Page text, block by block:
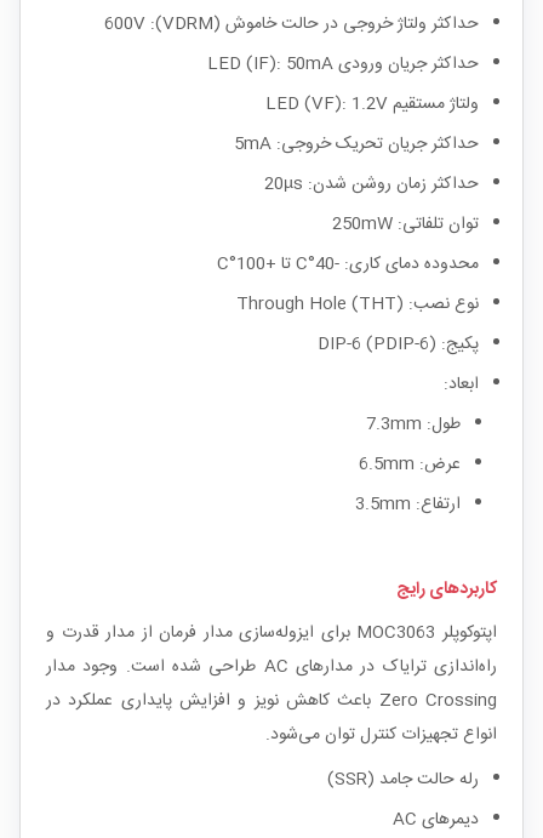
حداکثر ولتاژ خروجی در حالت خاموش (VDRM): 600V
حداکثر جریان ورودی LED (IF): 50mA
ولتاژ مستقیم LED (VF): 1.2V
حداکثر جریان تحریک خروجی: 5mA
حداکثر زمان روشن شدن: 20µs
توان تلفاتی: 250mW
محدوده دمای کاری: -40°C تا +100°C
نوع نصب: Through Hole (THT)
پکیج: DIP-6 (PDIP-6)
ابعاد:
طول: 7.3mm
عرض: 6.5mm
ارتفاع: 3.5mm
کاربردهای رایج
اپتوکوپلر MOC3063 برای ایزوله‌سازی مدار فرمان از مدار قدرت و
راه‌اندازی ترایاک در مدارهای AC طراحی شده است. وجود مدار
Zero Crossing باعث کاهش نویز و افزایش پایداری عملکرد در
انواع تجهیزات کنترل توان می‌شود.
رله حالت جامد (SSR)
دیمرهای AC